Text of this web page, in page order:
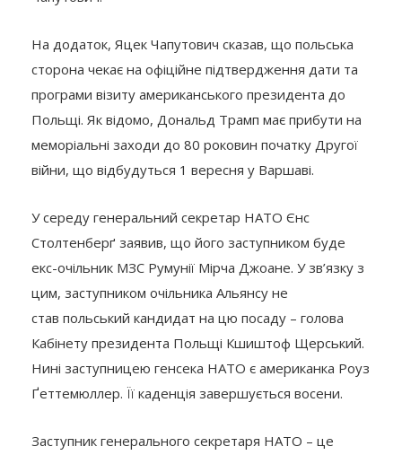
На додаток, Яцек Чапутович сказав, що польська
сторона чекає на офіційне підтвердження дати та
програми візиту американського президента до
Польщі. Як відомо, Дональд Трамп має прибути на
меморіальні заходи до 80 роковин початку Другої
війни, що відбудуться 1 вересня у Варшаві.
У середу генеральний секретар НАТО Єнс
Столтенберґ заявив, що його заступником буде
екс-очільник МЗС Румунії Мірча Джоане. У зв’язку з
цим, заступником очільника Альянсу не
став польський кандидат на цю посаду – голова
Кабінету президента Польщі Кшиштоф Щерський.
Нині заступницею генсека НАТО є американка Роуз
Ґеттемюллер. Її каденція завершується восени.
Заступник генерального секретаря НАТО – це